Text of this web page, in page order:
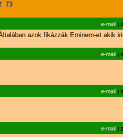
73
e-mail |
azok fikázzák Eminem-et akik
e-mail |
e-mail |
e-mail |